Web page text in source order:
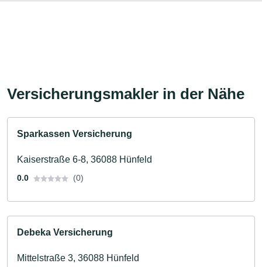
Versicherungsmakler in der Nähe
Sparkassen Versicherung
Kaiserstraße 6-8, 36088 Hünfeld
0.0 (0)
Debeka Versicherung
Mittelstraße 3, 36088 Hünfeld